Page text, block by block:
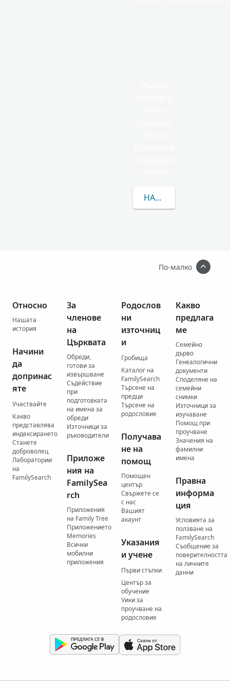
НАУЧЕТЕ ПОВЕЧЕ ЗА
По-малко
Относно
Нашата
история
Начини
да
допринас
яте
Участвайте
Какво
представлява
индексирането
Станете
доброволец
Лаборатории
на
FamilySearch
За
членове
на
Църквата
Обреди,
готови за
извършване
Съдействие
при
подготовката
на имена за
обреди
Източници за
ръководители
Приложе
ния на
FamilySea
rch
Приложения
на Family Tree
Приложението
Memories
Всички
мобилни
приложения
Родослов
ни
източниц
и
Гробища
Каталог на
FamilySearch
Търсене на
предци
Търсене на
родословие
Получава
не на
помощ
Помощен
център
Свържете се
с нас
Вашият
акаунт
Указания
и учене
Първи стъпки
Център за
обучение
Уики за
проучване на
родословие
Какво
предлага
ме
Семейно
дърво
Генеалогични
документи
Споделяне на
семейни
снимки
Източници за
изучаване
Помощ при
проучване
Значения на
фамилни
имена
Правна
информа
ция
Условията за
ползване на
FamilySearch
Съобщение за
поверителността
на личните
данни